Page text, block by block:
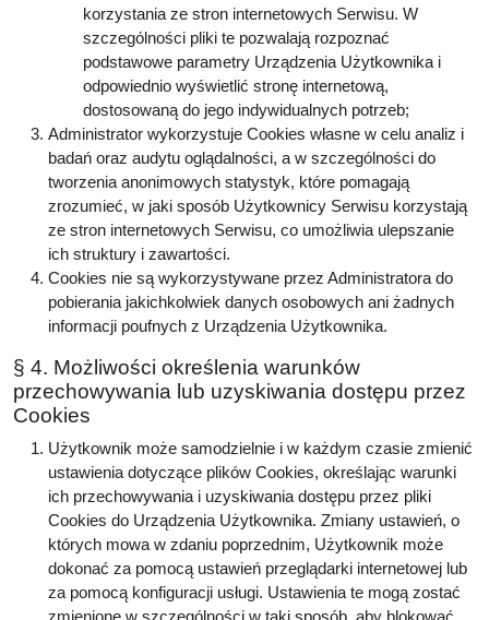
korzystania ze stron internetowych Serwisu. W
szczególności pliki te pozwalają rozpoznać
podstawowe parametry Urządzenia Użytkownika i
odpowiednio wyświetlić stronę internetową,
dostosowaną do jego indywidualnych potrzeb;
Administrator wykorzystuje Cookies własne w celu analiz i
badań oraz audytu oglądalności, a w szczególności do
tworzenia anonimowych statystyk, które pomagają
zrozumieć, w jaki sposób Użytkownicy Serwisu korzystają
ze stron internetowych Serwisu, co umożliwia ulepszanie
ich struktury i zawartości.
Cookies nie są wykorzystywane przez Administratora do
pobierania jakichkolwiek danych osobowych ani żadnych
informacji poufnych z Urządzenia Użytkownika.
§ 4. Możliwości określenia warunków
przechowywania lub uzyskiwania dostępu przez
Cookies
Użytkownik może samodzielnie i w każdym czasie zmienić
ustawienia dotyczące plików Cookies, określając warunki
ich przechowywania i uzyskiwania dostępu przez pliki
Cookies do Urządzenia Użytkownika. Zmiany ustawień, o
których mowa w zdaniu poprzednim, Użytkownik może
dokonać za pomocą ustawień przeglądarki internetowej lub
za pomocą konfiguracji usługi. Ustawienia te mogą zostać
zmienione w szczególności w taki sposób, aby blokować